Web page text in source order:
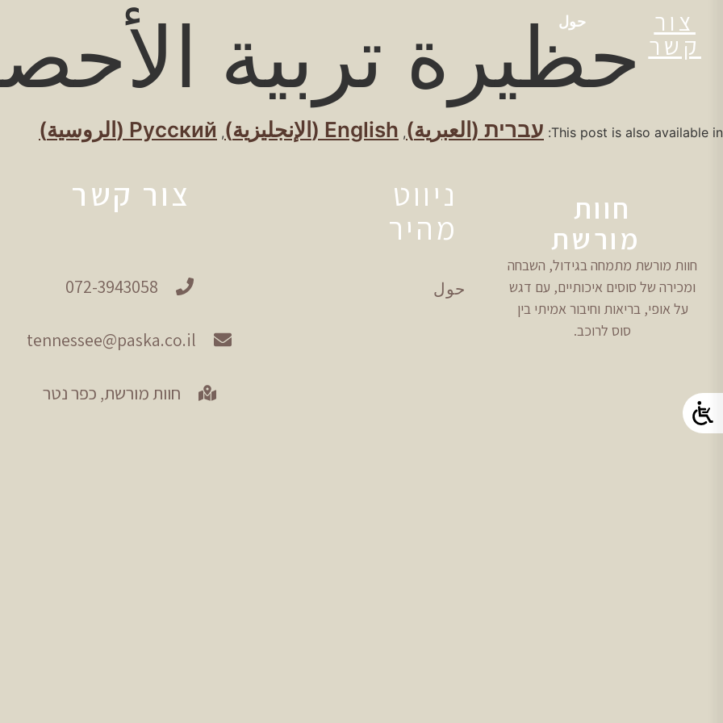
צור
קשר
حول
حظيرة تربية
This post is also available in: עברית (العبرية)
English
(الإنجليزية)
Русский
(الروسية)
חוות
מורשת
חוות מורשת מתמחה בגידול, השבחה
ומכירה של סוסים איכותיים, עם דגש
על אופי, בריאות וחיבור אמיתי בין
סוס לרוכב.
ניווט
מהיר
حول
צור קשר
072-3943058
tennessee@paska.co.il
חוות מורשת, כפר נטר